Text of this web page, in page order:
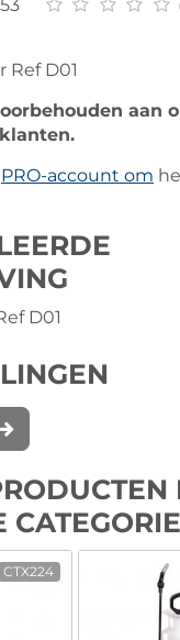
Ref D01
aan
PRO-account om
D01
CATEGORIE
CTX224